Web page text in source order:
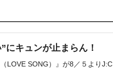
にキュンが止まらん！
LOVE SONG）』が8／５よりJ:C